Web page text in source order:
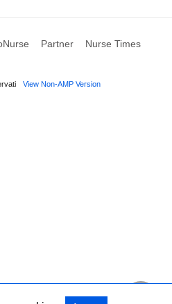
Partner Nurse Times
View Non-AMP Version